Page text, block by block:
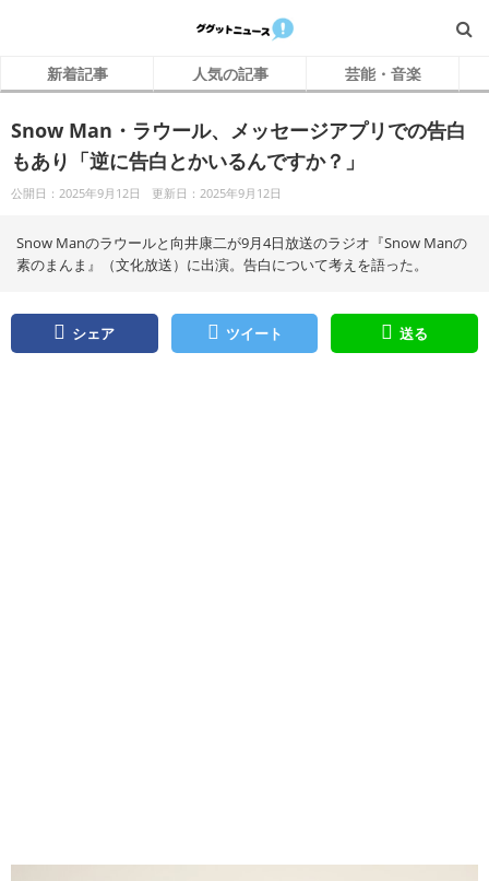
新着記事 人気の記事 芸能・音楽
Snow Man・ラウール、メッセージアプリでの告白
もあり「逆に告白とかいるんですか？」
公開日：2025年9月12日 更新日：2025年9月12日
Snow Manのラウールと向井康二が9月4日放送のラジオ『Snow Manの
素のまんま』（文化放送）に出演。告白について考えを語った。
シェア ツイート 送る